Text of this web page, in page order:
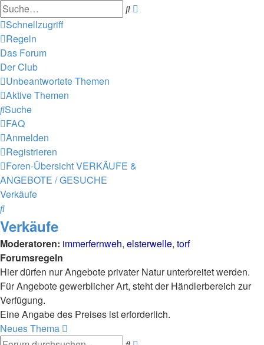
Suche
Schnellzugriff
Regeln
Das Forum
Der Club
Unbeantwortete Themen
Aktive Themen
Suche
FAQ
Anmelden
Registrieren
Foren-ÜbersichtVERKÄUFE &
ANGEBOTE / GESUCHE
Verkäufe
Suche
Verkäufe
Moderatoren: immerfernweh, elsterwelle, torf
Forumsregeln
Hier dürfen nur Angebote privater Natur unterbreitet werden.
Für Angebote gewerblicher Art, steht der Händlerbereich zur
Verfügung.
Eine Angabe des Preises ist erforderlich.
Neues Thema